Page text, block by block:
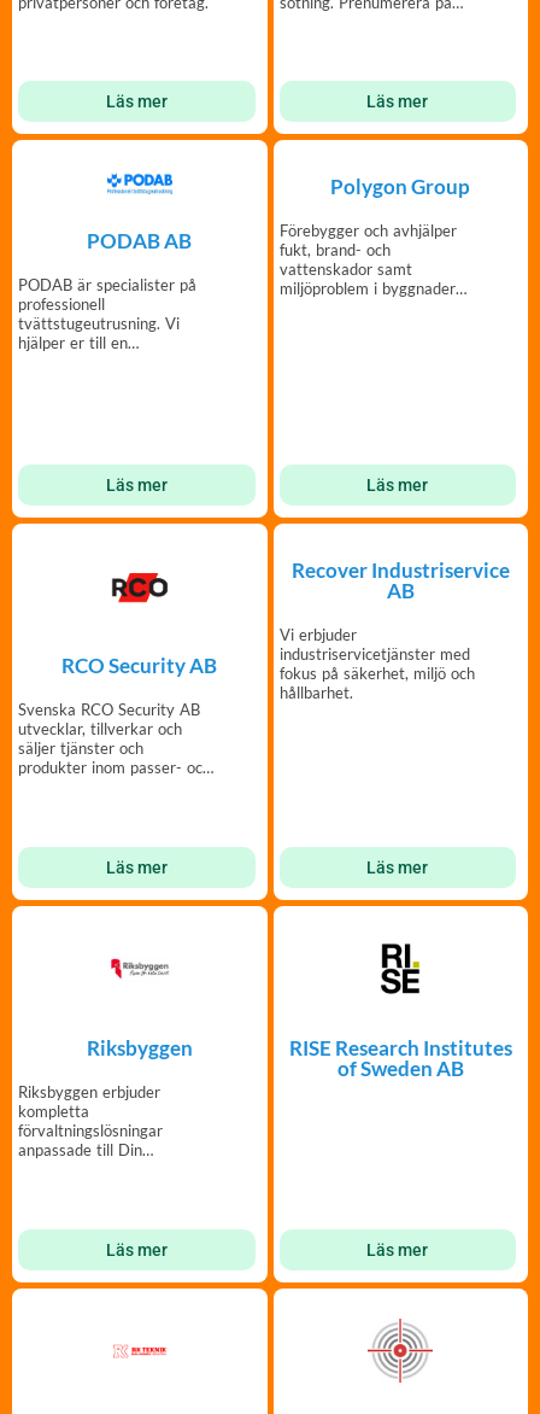
Läs mer Läs mer
PODAB AB
PODAB är specialister på
professionell
tvättstugeutrusning. Vi
hjälper er till en
Läs mer
Polygon Group
Förebygger och avhjälper
fukt, brand- och
vattenskador samt
miljöproblem i byggnader
Läs mer
RCO Security AB
Svenska RCO Security AB
utvecklar, tillverkar och
säljer tjänster och
produkter inom passer- och
Läs mer
Recover Industriservice
AB
Vi erbjuder
industriservicetjänster med
fokus på säkerhet, miljö och
hållbarhet.
Läs mer
Riksbyggen
Riksbyggen erbjuder
kompletta
förvaltningslösningar
anpassade till Din
Läs mer
RISE Research Institutes
of Sweden AB
Läs mer